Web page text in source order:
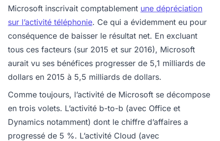
Microsoft inscrivait comptablement une dépréciation
sur l’activité téléphonie. Ce qui a évidemment eu pour
conséquence de baisser le résultat net. En excluant
tous ces facteurs (sur 2015 et sur 2016), Microsoft
aurait vu ses bénéfices progresser de 5,1 milliards de
dollars en 2015 à 5,5 milliards de dollars.
Comme toujours, l’activité de Microsoft se décompose
en trois volets. L’activité b-to-b (avec Office et
Dynamics notamment) dont le chiffre d’affaires a
progressé de 5 %. L’activité Cloud (avec